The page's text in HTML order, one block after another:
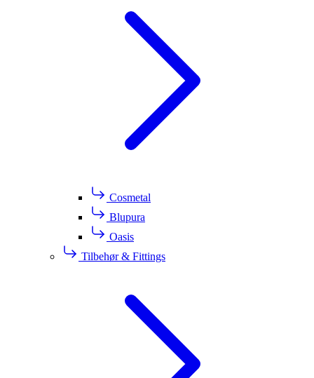
Cosmetal
Blupura
Oasis
Tilbehør & Fittings